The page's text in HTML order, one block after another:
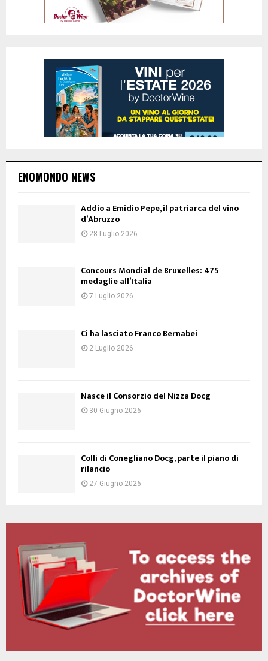
ENOMONDO NEWS
Addio a Emidio Pepe, il patriarca del vino
d’Abruzzo
28 Luglio 2026
Concours Mondial de Bruxelles: 475
medaglie all’Italia
7 Luglio 2026
Ci ha lasciato Franco Bernabei
2 Luglio 2026
Nasce il Consorzio del Nizza Docg
30 Giugno 2026
Colli di Conegliano Docg, parte il piano di
rilancio
27 Giugno 2026